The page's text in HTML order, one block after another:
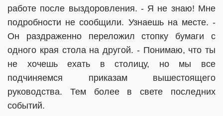
работе после выздоровления. - Я не знаю! Мне
подробности не сообщили. Узнаешь на месте. -
Он раздраженно переложил стопку бумаги с
одного края стола на другой. - Понимаю, что ты
не хочешь ехать в столицу, но мы все
подчиняемся приказам вышестоящего
руководства. Тем более в свете последних
событий.